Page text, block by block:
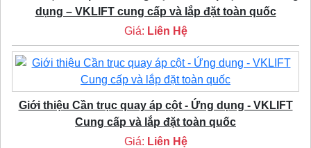
dụng – VKLIFT cung cấp và lắp đặt toàn quốc
Giá: Liên Hệ
Giới thiệu Cần trục quay áp cột - Ứng dụng - VKLIFT
Cung cấp và lắp đặt toàn quốc
Giá: Liên Hệ